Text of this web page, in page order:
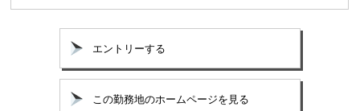
エントリーする
この勤務地のホームページを見る